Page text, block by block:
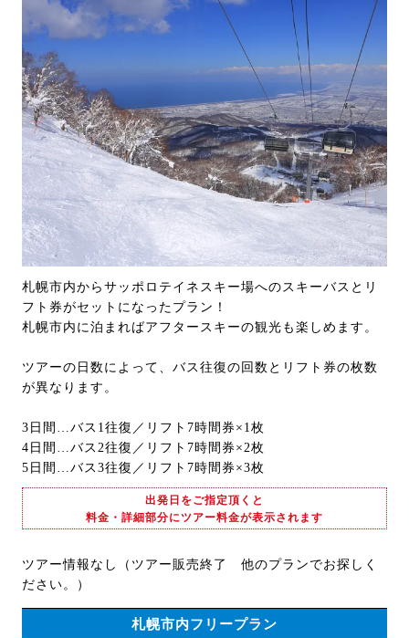
札幌市内からサッポロテイネスキー場へのスキーバスとリ
フト券がセットになったプラン！
札幌市内に泊まればアフタースキーの観光も楽しめます。
ツアーの日数によって、バス往復の回数とリフト券の枚数
が異なります。
3日間…バス1往復／リフト7時間券×1枚
4日間…バス2往復／リフト7時間券×2枚
5日間…バス3往復／リフト7時間券×3枚
出発日をご指定頂くと
料金・詳細部分にツアー料金が表示されます
ツアー情報なし（ツアー販売終了 他のプランでお探しく
ださい。）
札幌市内フリープラン